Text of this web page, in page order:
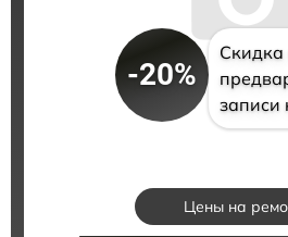
-20%
Скидка
записи
Цены на